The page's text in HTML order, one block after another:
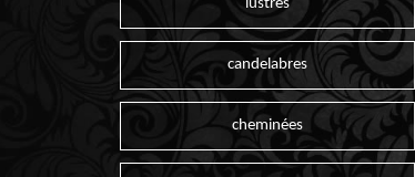
lustres
candelabres
cheminées